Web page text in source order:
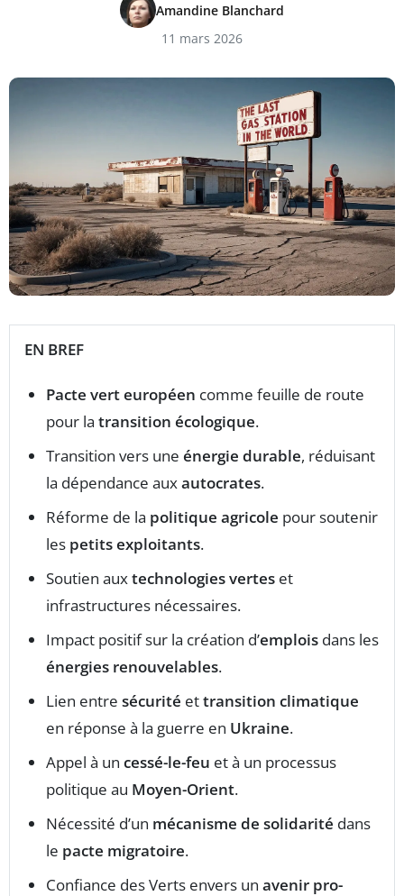
Amandine Blanchard
11 mars 2026
EN BREF
Pacte vert européen comme feuille de route
pour la transition écologique.
Transition vers une énergie durable, réduisant
la dépendance auxautocrates.
Réforme de la politique agricole pour soutenir
les petits exploitants.
Soutien auxtechnologies vertes et
infrastructures nécessaires.
Impact positif sur la création d’emplois dans les
énergies renouvelables.
Lien entre sécurité ettransition climatique
en réponse à la guerre en Ukraine.
Appel à un cessé-le-feu et à un processus
politique au Moyen-Orient.
Nécessité d’un mécanisme de solidarité dans
le pacte migratoire.
Confiance des Verts envers un avenir pro-